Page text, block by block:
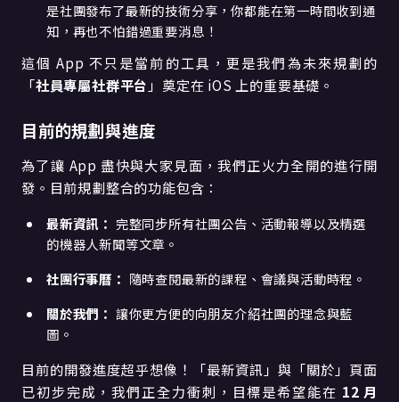
是社團發布了最新的技術分享，你都能在第一時間收到通
知，再也不怕錯過重要消息！
這個 App 不只是當前的工具，更是我們為未來規劃的
「社員專屬社群平台 」奠定在 iOS 上的重要基礎。
目前的規劃與進度
為了讓 App 盡快與大家見面，我們正火力全開的進行開
發。目前規劃整合的功能包含：
最新資訊： 完整同步所有社團公告、活動報導以及精選
的機器人新聞等文章。
社團行事曆： 隨時查閱最新的課程、會議與活動時程。
關於我們： 讓你更方便的向朋友介紹社團的理念與藍
圖。
目前的開發進度超乎想像！「最新資訊」與「關於」頁面
已初步完成，我們正全力衝刺，目標是希望能在 12 月